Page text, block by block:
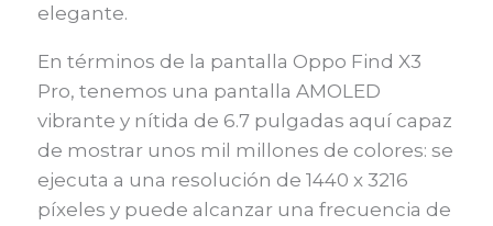
elegante.
En términos de la pantalla Oppo Find X3
Pro, tenemos una pantalla AMOLED
vibrante y nítida de 6.7 pulgadas aquí capaz
de mostrar unos mil millones de colores: se
ejecuta a una resolución de 1440 x 3216
píxeles y puede alcanzar una frecuencia de